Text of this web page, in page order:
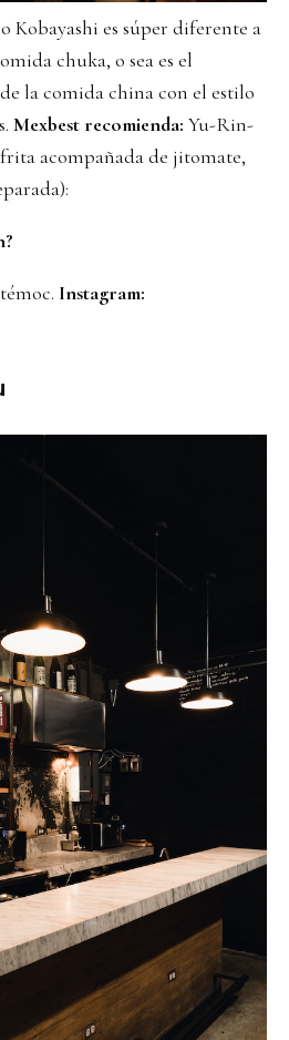
Kobayashi es súper diferente a
chuka, o sea es el
la comida china con el estilo
Mexbest recomienda: Yu-Rin-
acompañada de jitomate,
Instagram: